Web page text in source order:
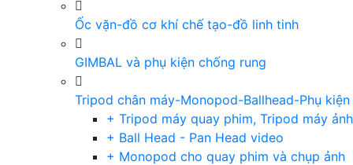
Ốc vặn-đồ cơ khí chế tạo-đồ linh tinh
GIMBAL và phụ kiện chống rung
Tripod chân máy-Monopod-Ballhead-Phụ kiện
+ Tripod máy quay phim, Tripod máy
+ Ball Head - Pan Head video
+ Monopod cho quay phim và chụp ảnh